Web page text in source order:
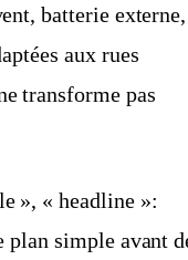
batterie externe,
aux rues
transforme pas
», « headline »:
simple avant